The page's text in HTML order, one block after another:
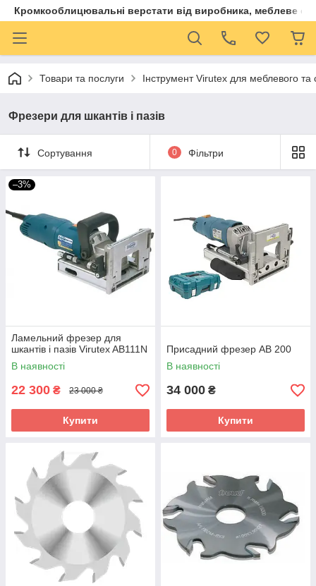
Кромкооблицювальні верстати від виробника, меблеве
Товари та послуги Інструмент Virutex для меблевого та
Фрезери для шкантів і пазів
Сортування 0 Фільтри
–3%
Ламельний фрезер для
шкантів і пазів Virutex AB111N
В наявності
22 300 ₴ 23 000 ₴
Купити
Присадний фрезер AB 200
В наявності
34 000 ₴
Купити